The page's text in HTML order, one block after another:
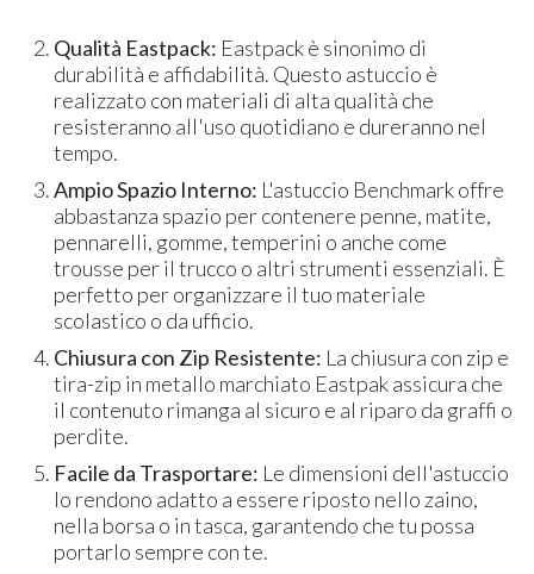
Qualità Eastpack: Eastpack è sinonimo di
durabilità e affidabilità. Questo astuccio è
realizzato con materiali di alta qualità che
resisteranno all'uso quotidiano e dureranno nel
tempo.
Ampio Spazio Interno: L'astuccio Benchmark offre
abbastanza spazio per contenere penne, matite,
pennarelli, gomme, temperini o anche come
trousse per il trucco o altri strumenti essenziali. È
perfetto per organizzare il tuo materiale
scolastico o da ufficio.
Chiusura con Zip Resistente: La chiusura con zip e
tira-zip in metallo marchiato Eastpak assicura che
il contenuto rimanga al sicuro e al riparo da graffi o
perdite.
Facile da Trasportare: Le dimensioni dell'astuccio
lo rendono adatto a essere riposto nello zaino,
nella borsa o in tasca, garantendo che tu possa
portarlo sempre con te.